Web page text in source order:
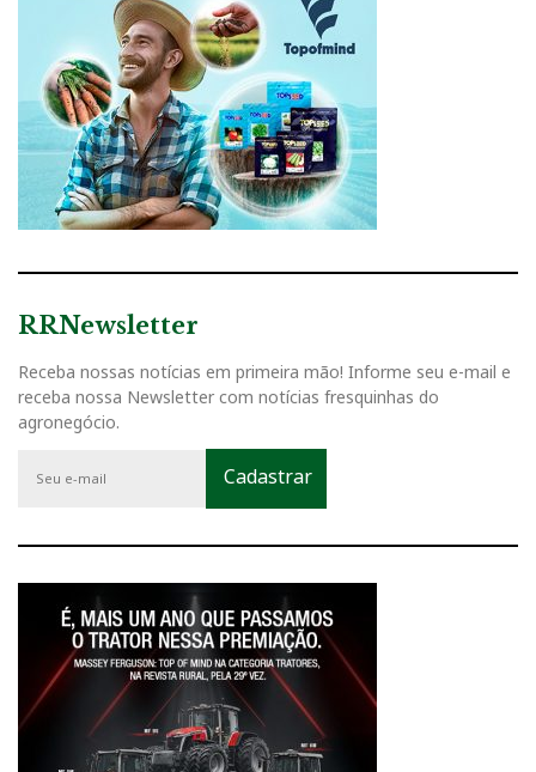
RRNewsletter
Receba nossas notícias em primeira mão! Informe seu e-mail e
receba nossa Newsletter com notícias fresquinhas do
agronegócio.